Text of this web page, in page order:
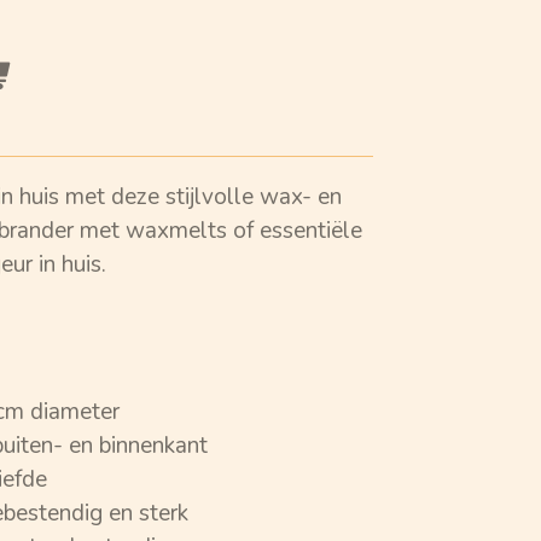
huis met deze stijlvolle wax- en
met waxmelts of essentiële
in huis.
diameter
en binnenkant
en sterk